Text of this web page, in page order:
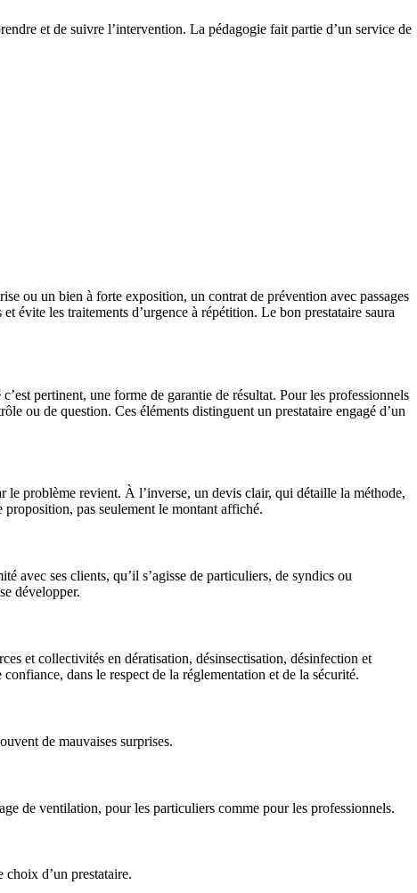
et de suivre l’intervention. La pédagogie fait partie d’un service de
ou un bien à forte exposition, un contrat de prévention avec passages
évite les traitements d’urgence à répétition. Le bon prestataire saura
pertinent, une forme de garantie de résultat. Pour les professionnels
ou de question. Ces éléments distinguent un prestataire engagé d’un
problème revient. À l’inverse, un devis clair, qui détaille la méthode,
pas seulement le montant affiché.
avec ses clients, qu’il s’agisse de particuliers, de syndics ou
développer.
et collectivités en dératisation, désinsectisation, désinfection et
dans le respect de la réglementation et de la sécurité.
de mauvaises surprises.
de ventilation, pour les particuliers comme pour les professionnels.
d’un prestataire.